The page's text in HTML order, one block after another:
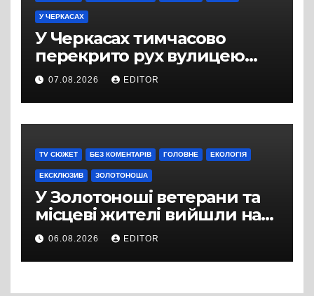
У ЧЕРКАСАХ
У Черкасах тимчасово
перекрито рух вулицею
Хрещатик на перехресті з
Грушевського через
ремонт тепломережі
07.08.2026 EDITOR
TV СЮЖЕТ БЕЗ КОМЕНТАРІВ ГОЛОВНЕ ЕКОЛОГІЯ
ЕКСКЛЮЗИВ ЗОЛОТОНОША
У Золотоноші ветерани та
місцеві жителі вийшли на
протест до стін
підприємства ТОВ «Омега
Три», що займається
06.08.2026 EDITOR